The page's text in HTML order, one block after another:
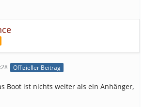
Offizieller Beitrag
Boot ist nichts weiter als ein Anhänger,